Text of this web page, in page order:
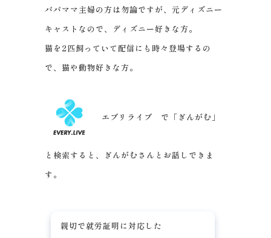
パパママ主婦の方は勿論ですが、元ディズニー
キャストなので、ディズニー好きな方。
猫を2匹飼っていて配信にも時々登場するの
で、猫や動物好きな方。
エブリライブ で「ぎんがむ」
と検索すると、ぎんがむさんとお話しできま
す。
親切で就労証明に対応した